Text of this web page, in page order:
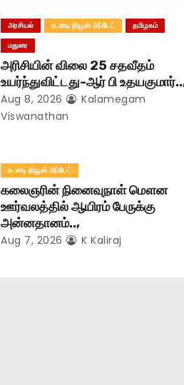
அரசியல் உடனடி நியூஸ் அப்டேட்
தமிழகம்
மதுரை
அரிசியின் விலை 25 சதவீதம்
உயர்ந்துவிட்டது-ஆர் பி
Aug 8, 2026
Kalamegam
Viswanathan
உடனடி நியூஸ் அப்டேட்
கலைஞரின் நினைவுநாள் மௌன
ஊர்வலத்தில் ஆயிரம் பேருக்கு
அன்னதானம்..,
Aug 7, 2026 K Kaliraj